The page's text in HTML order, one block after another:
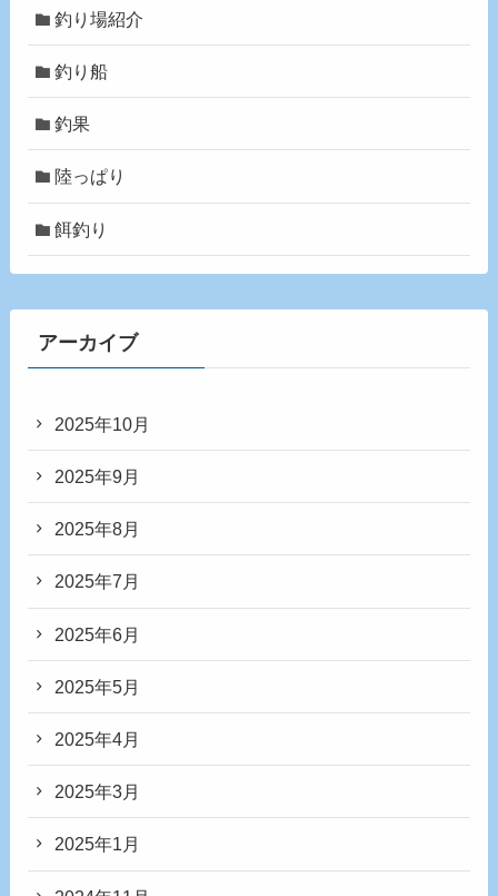
釣り場紹介
釣り船
釣果
陸っぱり
餌釣り
アーカイブ
2025年10月
2025年9月
2025年8月
2025年7月
2025年6月
2025年5月
2025年4月
2025年3月
2025年1月